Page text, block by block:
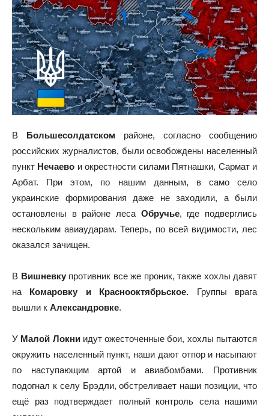
В Большесолдатском районе, согласно сообщению
российских журналистов, были освобождены населенный
пункт Нечаево и окрестности силами Пятнашки, Сармат и
Арбат. При этом, по нашим данным, в само село
украинские формирования даже не заходили, а были
остановлены в районе леса Обручье, где подверглись
нескольким авиаударам. Теперь, по всей видимости, лес
оказался зачищен.
В Вишневкупротивник все же проник, также хохлы давят
на Комаровку и Краснооктябрьское. Группы врага
вышли к Александровке.
У Малой Локниидут ожесточенные бои, хохлы пытаются
окружить населенный пункт, наши дают отпор и насыпают
по наступающим артой и авиабомбами. Противник
подогнал к селу Брэдли, обстреливает наши позиции, что
ещё раз подтверждает полный контроль села нашими